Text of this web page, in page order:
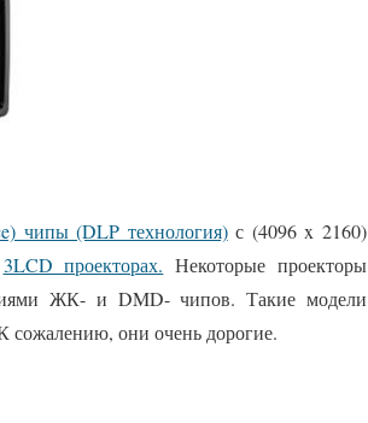
чипы (DLP технология)с (4096 x 2160)
3LCD проекторах. Некоторые проекторы
ЖК- и DMD- чипов. Такие модели
сожалению, они очень дорогие.